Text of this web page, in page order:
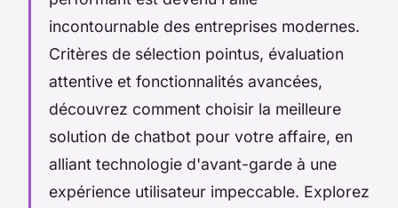
incontournable des entreprises modernes.
Critères de sélection pointus, évaluation
attentive et fonctionnalités avancées,
découvrez comment choisir la meilleure
solution de chatbot pour votre affaire, en
alliant technologie d'avant-garde à une
expérience utilisateur impeccable. Explorez